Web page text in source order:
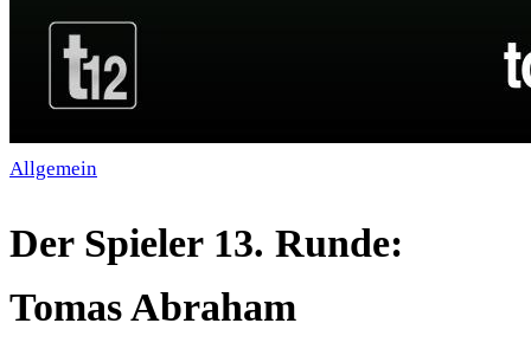
Allgemein
Der Spieler 13. Runde:
Tomas Abraham